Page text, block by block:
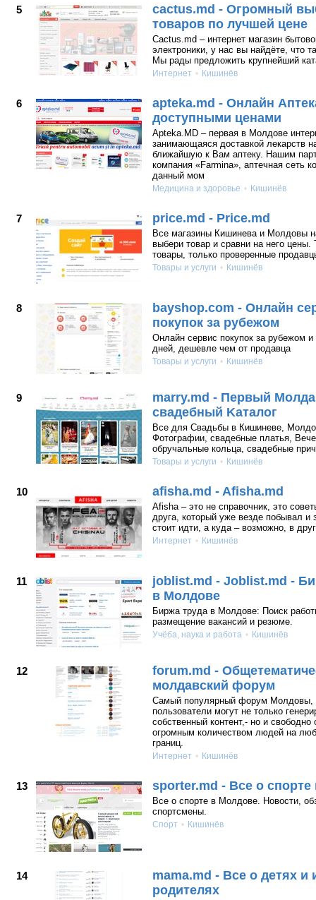
5
cactus.md - Огромный
товаров по лучшей цене
Cactus.md – интернет магазин
электроники, у нас вы найдёте, что
Мы рады предложить крупнейший
Интернет Кишинёв
6
apteka.md - Онлайн
доступными ценами
Apteka.MD – первая в Молдове
занимающаяся доставкой лекарств
ближайшую к Вам аптеку. Нашим
компания «Farmina», аптечная сеть
данный мом
Медицина и здоровье Кишинёв
7 price.md - Price.md
Все магазины Кишинева и Молдовы
выбери товар и сравни на него цены.
товары, только проверенные
Товары и услуги Кишинёв
8
bayshop.com - Онлайн
покупок за рубежом
Онлайн сервис покупок за рубежом и
дней, дешевле чем от продавца
Товары и услуги Кишинёв
9
marry.md - Первый
свадебный Kаталог
Все для Свадьбы в Кишиневе,
Фотографии, свадебные платья,
обручальные кольца, свадебные
Товары и услуги Кишинёв
10 afisha.md - Afisha.md
Afisha – это не справочник, это
друга, который уже везде побывал и
стоит идти, а куда – возможно, в
Интернет Кишинёв
11
joblist.md - Joblist.md -
в Молдове
Биржа труда в Молдове: Поиск
размещение вакансий и резюме.
Учёба, наука и работа Кишинёв
12
forum.md -
молдавский форум
Самый популярный форум Молдовы,
пользователи могут не только
собственный контент,- но и свободно
огромным количеством людей на
границ.
Интернет Кишинёв
13 sporter.md - Все о
Все о спорте в Молдове. Новости,
спортсмены.
Спорт Кишинёв
14
mama.md - Все о детях и
родителях